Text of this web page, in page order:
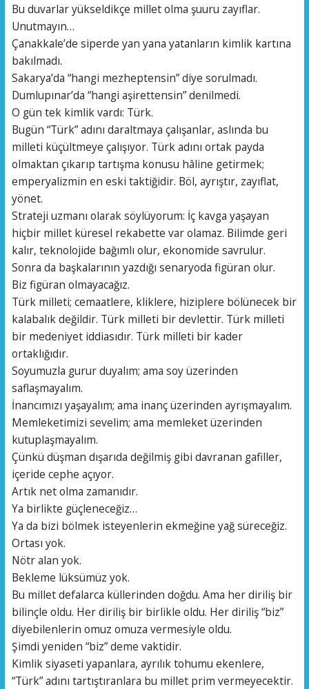
Bu duvarlar yükseldikçe millet olma şuuru zayıflar.
Unutmayın…
Çanakkale’de siperde yan yana yatanların kimlik kartına
bakılmadı.
Sakarya’da “hangi mezheptensin” diye sorulmadı.
Dumlupınar’da “hangi aşirettensin” denilmedi.
O gün tek kimlik vardı: Türk.
Bugün “Türk” adını daraltmaya çalışanlar, aslında bu
milleti küçültmeye çalışıyor. Türk adını ortak payda
olmaktan çıkarıp tartışma konusu hâline getirmek;
emperyalizmin en eski taktiğidir. Böl, ayrıştır, zayıflat,
yönet.
Strateji uzmanı olarak söylüyorum: İç kavga yaşayan
hiçbir millet küresel rekabette var olamaz. Bilimde geri
kalır, teknolojide bağımlı olur, ekonomide savrulur.
Sonra da başkalarının yazdığı senaryoda figüran olur.
Biz figüran olmayacağız.
Türk milleti; cemaatlere, kliklere, hiziplere bölünecek bir
kalabalık değildir. Türk milleti bir devlettir. Türk milleti
bir medeniyet iddiasıdır. Türk milleti bir kader
ortaklığıdır.
Soyumuzla gurur duyalım; ama soy üzerinden
saflaşmayalım.
İnancımızı yaşayalım; ama inanç üzerinden ayrışmayalım.
Memleketimizi sevelim; ama memleket üzerinden
kutuplaşmayalım.
Çünkü düşman dışarıda değilmiş gibi davranan gafiller,
içeride cephe açıyor.
Artık net olma zamanıdır.
Ya birlikte güçleneceğiz…
Ya da bizi bölmek isteyenlerin ekmeğine yağ süreceğiz.
Ortası yok.
Nötr alan yok.
Bekleme lüksümüz yok.
Bu millet defalarca küllerinden doğdu. Ama her diriliş bir
bilinçle oldu. Her diriliş bir birlikle oldu. Her diriliş “biz”
diyebilenlerin omuz omuza vermesiyle oldu.
Şimdi yeniden “biz” deme vaktidir.
Kimlik siyaseti yapanlara, ayrılık tohumu ekenlere,
“Türk” adını tartıştıranlara bu millet prim vermeyecektir.